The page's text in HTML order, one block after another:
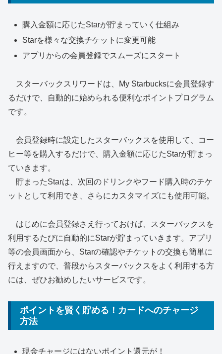
購入金額に応じたStarが貯まっていく仕組み
Starを様々な交換チケットに変更可能
アプリからの会員登録でスムーズにスタート
スターバックスリワードは、My Starbucksに会員登録す
るだけで、自動的に始められる便利なポイントプログラム
です。
会員登録時に設定したスターバックスを使用して、コー
ヒー等を購入するだけで、購入金額に応じたStarが貯まっ
ていきます。
貯まったStarは、次回のドリンクやフード購入時のチケ
ットとして利用でき、さらにカスタマイズにも使用可能。
はじめに会員登録さえ行っておけば、スターバックスを
利用するたびに自動的にStarが貯まっていきます。アプリ
等の会員画面から、Starの確認やチケットの交換も簡単に
行えますので、普段からスターバックスをよく利用する方
には、ぜひお勧めしたいサービスです。
ポイントを賢く貯める！カードへのチャージ
方法
現金チャージにはないポイント還元が！